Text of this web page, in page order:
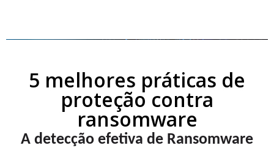
5 melhores práticas de
proteção contra
ransomware
A detecção efetiva de Ransomware